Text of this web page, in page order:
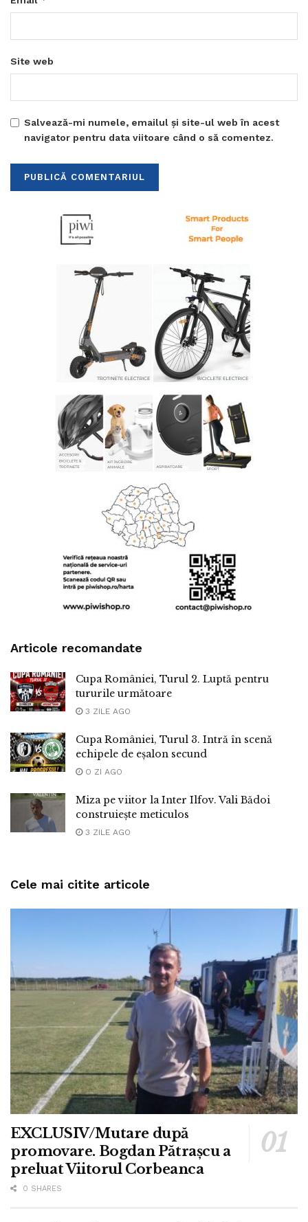
Site web
Salvează-mi numele, emailul și site-ul web în acest
navigator pentru data viitoare când o să comentez.
Articole recomandate
Cupa României, Turul 2. Luptă pentru
tururile următoare
3 ZILE AGO
Cupa României, Turul 3. Intră în scenă
echipele de eșalon secund
O ZI AGO
Miza pe viitor la Inter Ilfov. Vali Bădoi
construiește meticulos
3 ZILE AGO
Cele mai citite articole
EXCLUSIV/Mutare după
promovare. Bogdan Pătrașcu a
preluat Viitorul Corbeanca
0 SHARES